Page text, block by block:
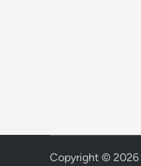
Copyright © 2026